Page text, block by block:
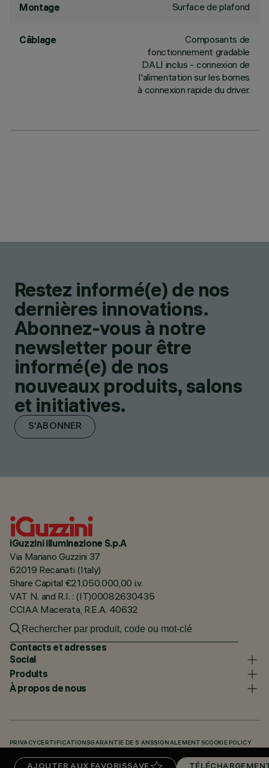
Montage Surface de plafond
Câblage
Composants de
fonctionnement gradable
DALI inclus - connexion de
l'alimentation sur les bornes
à connexion rapide du driver.
Restez informé(e) de nos
dernières innovations.
Abonnez-vous à notre
newsletter pour être
informé(e) de nos
nouveaux produits, salons
et initiatives.
S'ABONNER
iGuzzini illuminazione S.p.A
Via Mariano Guzzini 37
62019 Recanati (Italy)
Share Capital €21.050.000,00 i.v.
VAT N. and R.I. : (IT)00082630435
CCIAA Macerata, R.E.A. 40632
Contacts et adresses
Social
Produits
À propos de nous
PRIVACY CERTIFICATIONSGARANTIE DE 5 ANSSIGNALEMENTSCOOKIE POLICY